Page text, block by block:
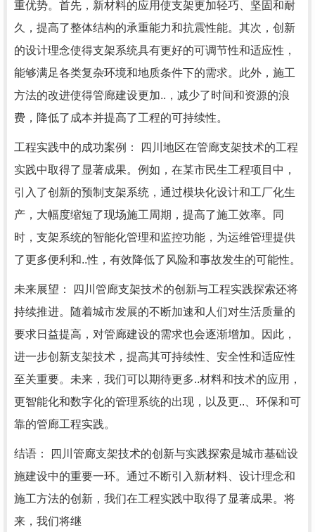
重优势。首先，新材料的应用使支架更加轻巧、坚固和耐
久，提高了整体结构的承重能力和抗震性能。其次，创新
的设计理念使得支架系统具有更好的可调节性和适应性，
能够满足各类复杂环境和地质条件下的需求。此外，施工
方法的改进使得管廊建设更加..，减少了时间和资源的浪
费，降低了成本并提高了工程的可持续性。
工程实践中的成功案例： 四川地区在管廊支架技术的工程
实践中取得了显著成果。例如，在某市民生工程项目中，
引入了创新的预制支架系统，通过模块化设计和工厂化生
产，大幅度缩短了现场施工周期，提高了施工效率。同
时，支架系统的智能化管理和监控功能，为运维管理提供
了更多便利和..性，有效降低了风险和事故发生的可能性。
未来展望： 四川管廊支架技术的创新与工程实践探索还将
持续推进。随着城市发展的不断加速和人们对生活质量的
要求日益提高，对管廊建设的需求也会逐渐增加。因此，
进一步创新支架技术，提高其可持续性、安全性和适应性
至关重要。未来，我们可以期待更多..材料和技术的应用，
更智能化和数字化的管理系统的出现，以及更..、环保和可
靠的管廊工程实践。
结语： 四川管廊支架技术的创新与实践探索是城市基础设
施建设中的重要一环。通过不断引入新材料、设计理念和
施工方法的创新，我们在工程实践中取得了显著成果。将
来，我们将继